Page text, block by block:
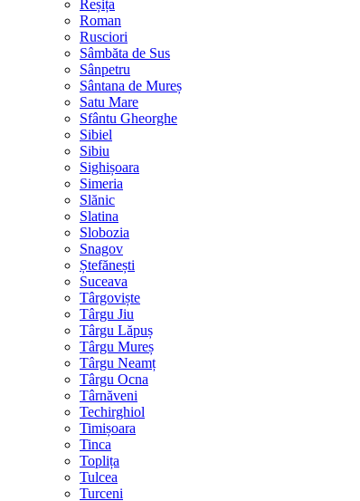
Reșița
Roman
Rusciori
Sâmbăta de Sus
Sânpetru
Sântana de Mureș
Satu Mare
Sfântu Gheorghe
Sibiel
Sibiu
Sighișoara
Simeria
Slănic
Slatina
Slobozia
Snagov
Ștefănești
Suceava
Târgoviște
Târgu Jiu
Târgu Lăpuș
Târgu Mureș
Târgu Neamț
Târgu Ocna
Târnăveni
Techirghiol
Timișoara
Tinca
Toplița
Tulcea
Turceni